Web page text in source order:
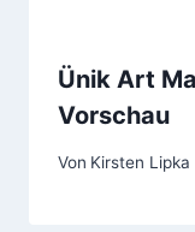
Ünik Art
Vorschau
Von Kirsten Lipka